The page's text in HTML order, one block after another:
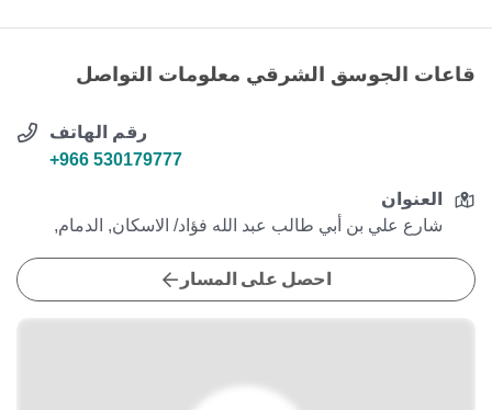
قاعات الجوسق الشرقي معلومات التواصل
رقم الهاتف
+966 530179777
العنوان
شارع علي بن أبي طالب عبد الله فؤاد/ الاسكان, الدمام,
احصل على المسار